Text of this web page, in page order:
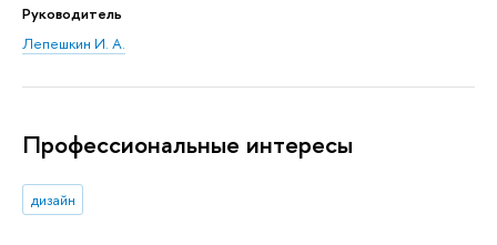
Руководитель
Лепешкин И. А.
Профессиональные интересы
дизайн